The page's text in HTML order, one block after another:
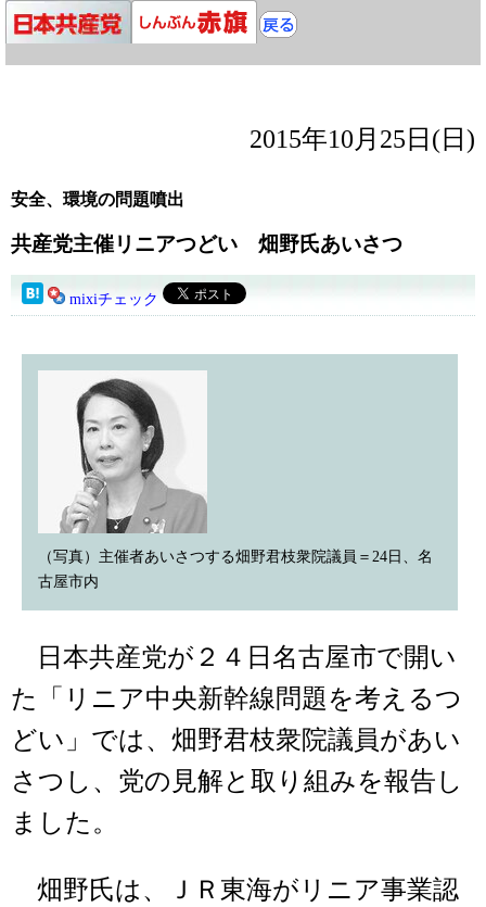
2015年10月25日(日)
安全、環境の問題噴出
共産党主催リニアつどい 畑野氏あいさつ
mixiチェック
（写真）主催者あいさつする畑野君枝衆院議員＝24日、名
古屋市内
日本共産党が２４日名古屋市で開い
た「リニア中央新幹線問題を考えるつ
どい」では、畑野君枝衆院議員があい
さつし、党の見解と取り組みを報告し
ました。
畑野氏は、ＪＲ東海がリニア事業認